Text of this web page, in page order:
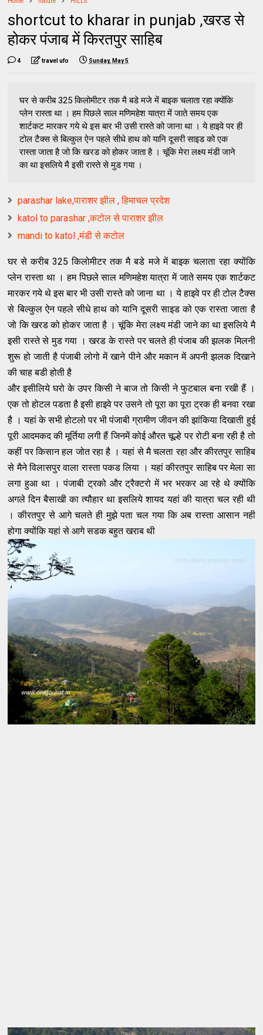
shortcut to kharar in punjab ,खरड से
होकर पंजाब में किरतपुर साहिब
4 travel ufo Sunday, May 5
घर से करीब 325 किलोमीटर तक मै बडे मजे में बाइक चलाता रहा क्योंकि
प्लेन रास्ता था । हम पिछले साल मणिमहेश यात्रा में जाते समय एक
शार्टकट मारकर गये थे इस बार भी उसी रास्ते को जाना था । ये हाइवे पर ही
टोल टैक्स से बिल्कुल ऐन पहले सीधे हाथ को यानि दूसरी साइड को एक
रास्ता जाता है जो कि खरड को होकर जाता है । चूंकि मेरा लक्ष्य मंडी जाने
का था इ​सलिये मै इसी रास्ते से मुड गया ।
parashar lake,पाराशर झील , हिमाचल प्रदेश
katol to parashar ,कटोल से पाराशर झील
mandi to katol ,मंडी से कटोल
घर से करीब 325 किलोमीटर तक मै बडे मजे में बाइक चलाता रहा क्योंकि
प्लेन रास्ता था । हम पिछले साल मणिमहेश यात्रा में जाते समय एक शार्टकट
मारकर गये थे इस बार भी उसी रास्ते को जाना था । ये हाइवे पर ही टोल टैक्स
से बिल्कुल ऐन पहले सीधे हाथ को यानि दूसरी साइड को एक रास्ता जाता है
जो कि खरड को होकर जाता है । चूंकि मेरा लक्ष्य मंडी जाने का था इ​सलिये मै
इसी रास्ते से मुड गया । खरड के रास्ते पर चलते ही पंजाब की झलक मिलनी
शुरू हो जाती है पंजाबी लोगो में खाने पीने और मकान में अपनी झलक दिखाने
की चाह बडी होती है
और इसीलिये घरो के उपर किसी ने बाज तो किसी ने फुटबाल बना रखी हैं ।
एक तो होटल पडता है इसी हाइवे पर उसने तो पूरा का पूरा ट्रक ही बनवा रखा
है । यहां के सभी होटलो पर भी पंजाबी ग्रामीण जीवन की झांकिया दिखाती हुई
पूरी आदमकद की मूर्तिया लगी हैं जिनमें कोई औरत चूल्हे पर रोटी बना रही है तो
कहीं पर किसान हल जोत रहा है । यहां से मै चलता रहा और कीरतपुर साहिब
से मैने विलासपुर वाला रास्ता पकड लिया । यहां कीरतपुर साहिब पर मेला सा
लगा हुआ था । पंजाबी ट्रको और ट्रैक्टरो में भर भरकर आ रहे थे क्योंकि
अगले दिन बैसाखी का त्यौहार था इसलिये शायद यहां की यात्रा चल रही थी
। कीरतपुर से आगे चलते ही मुझे पता चल गया कि अब रास्ता आसान नही
होगा क्योंकि यहां से आगे सडक बहुत खराब थी